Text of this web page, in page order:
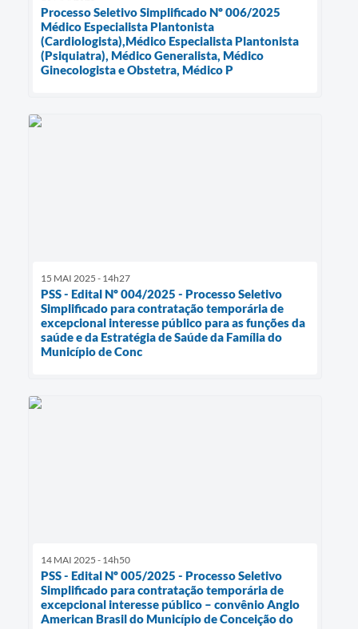
Processo Seletivo Simplificado Nº 006/2025
Médico Especialista Plantonista
(Cardiologista),Médico Especialista Plantonista
(Psiquiatra), Médico Generalista, Médico
Ginecologista e Obstetra, Médico P
15 MAI 2025 - 14h27
PSS - Edital Nº 004/2025 - Processo Seletivo
Simplificado para contratação temporária de
excepcional interesse público para as funções da
saúde e da Estratégia de Saúde da Família do
Município de Conc
14 MAI 2025 - 14h50
PSS - Edital Nº 005/2025 - Processo Seletivo
Simplificado para contratação temporária de
excepcional interesse público – convênio Anglo
American Brasil do Município de Conceição do